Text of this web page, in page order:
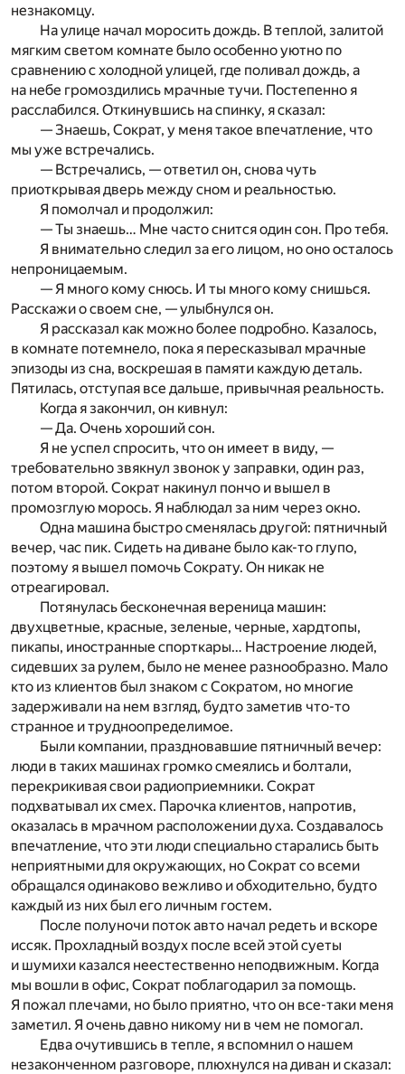
незнакомцу.
На улице начал моросить дождь. В теплой, залитой
мягким светом комнате было особенно уютно по
сравнению с холодной улицей, где поливал дождь, а
на небе громоздились мрачные тучи. Постепенно я
расслабился. Откинувшись на спинку, я сказал:
— Знаешь, Сократ, у меня такое впечатление, что
мы уже встречались.
— Встречались, — ответил он, снова чуть
приоткрывая дверь между сном и реальностью.
Я помолчал и продолжил:
— Ты знаешь… Мне часто снится один сон. Про тебя.
Я внимательно следил за его лицом, но оно осталось
непроницаемым.
— Я много кому снюсь. И ты много кому снишься.
Расскажи о своем сне, — улыбнулся он.
Я рассказал как можно более подробно. Казалось,
в комнате потемнело, пока я пересказывал мрачные
эпизоды из сна, воскрешая в памяти каждую деталь.
Пятилась, отступая все дальше, привычная реальность.
Когда я закончил, он кивнул:
— Да. Очень хороший сон.
Я не успел спросить, что он имеет в виду, —
требовательно звякнул звонок у заправки, один раз,
потом второй. Сократ накинул пончо и вышел в
промозглую морось. Я наблюдал за ним через окно.
Одна машина быстро сменялась другой: пятничный
вечер, час пик. Сидеть на диване было как-то глупо,
поэтому я вышел помочь Сократу. Он никак не
отреагировал.
Потянулась бесконечная вереница машин:
двухцветные, красные, зеленые, черные, хардтопы,
пикапы, иностранные спорткары… Настроение людей,
сидевших за рулем, было не менее разнообразно. Мало
кто из клиентов был знаком с Сократом, но многие
задерживали на нем взгляд, будто заметив что-то
странное и трудноопределимое.
Были компании, праздновавшие пятничный вечер:
люди в таких машинах громко смеялись и болтали,
перекрикивая свои радиоприемники. Сократ
подхватывал их смех. Парочка клиентов, напротив,
оказалась в мрачном расположении духа. Создавалось
впечатление, что эти люди специально старались быть
неприятными для окружающих, но Сократ со всеми
обращался одинаково вежливо и обходительно, будто
каждый из них был его личным гостем.
После полуночи поток авто начал редеть и вскоре
иссяк. Прохладный воздух после всей этой суеты
и шумихи казался неестественно неподвижным. Когда
мы вошли в офис, Сократ поблагодарил за помощь.
Я пожал плечами, но было приятно, что он все-таки меня
заметил. Я очень давно никому ни в чем не помогал.
Едва очутившись в тепле, я вспомнил о нашем
незаконченном разговоре, плюхнулся на диван и сказал: